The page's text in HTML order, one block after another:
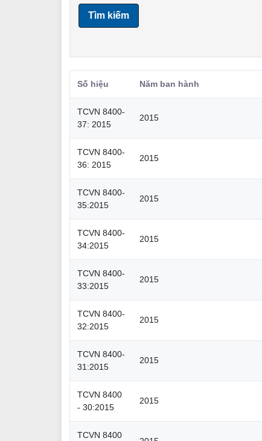
Tìm kiếm
Số hiệu Năm ban hành
TCVN 8400-
37: 2015
2015
TCVN 8400-
36: 2015
2015
TCVN 8400-
35:2015
2015
TCVN 8400-
34:2015
2015
TCVN 8400-
33:2015
2015
TCVN 8400-
32:2015
2015
TCVN 8400-
31:2015
2015
TCVN 8400
- 30:2015
2015
TCVN 8400